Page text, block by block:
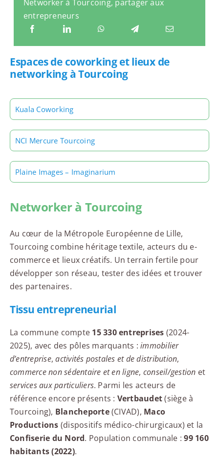
Networker à Tourcoing, partager aux
entrepreneurs
Espaces de coworking et lieux de
networking à Tourcoing
Kuala Coworking
NCI Mercure Tourcoing
Plaine Images – Imaginarium
Networker à Tourcoing
Au cœur de la Métropole Européenne de Lille,
Tourcoing combine héritage textile, acteurs du e-
commerce et lieux créatifs. Un terrain fertile pour
développer son réseau, tester des idées et trouver
des partenaires.
Tissu entrepreneurial
La commune compte 15 330 entreprises (2024-
2025), avec des pôles marquants :immobilier
d’entreprise,activités postales et de distribution,
commerce non sédentaire et en ligne, conseil/gestion et
services aux particuliers. Parmi les acteurs de
référence encore présents : Vertbaudet(siège à
Tourcoing), Blancheporte(CIVAD), Maco
Productions (dispositifs médico-chirurgicaux) et la
Confiserie du Nord. Population communale :99 160
habitants (2022).